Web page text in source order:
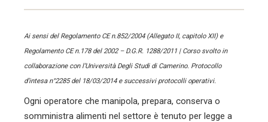
Ai sensi del Regolamento CE n.852/2004 (Allegato II, capitolo XII) e
Regolamento CE n.178 del 2002 – D.G.R. 1288/2011 | Corso svolto in
collaborazione con l’Università Degli Studi di Camerino. Protocollo
d’intesa n°2285 del 18/03/2014 e successivi protocolli operativi.
Ogni operatore che manipola, prepara, conserva o
somministra alimenti nel settore è tenuto per legge a